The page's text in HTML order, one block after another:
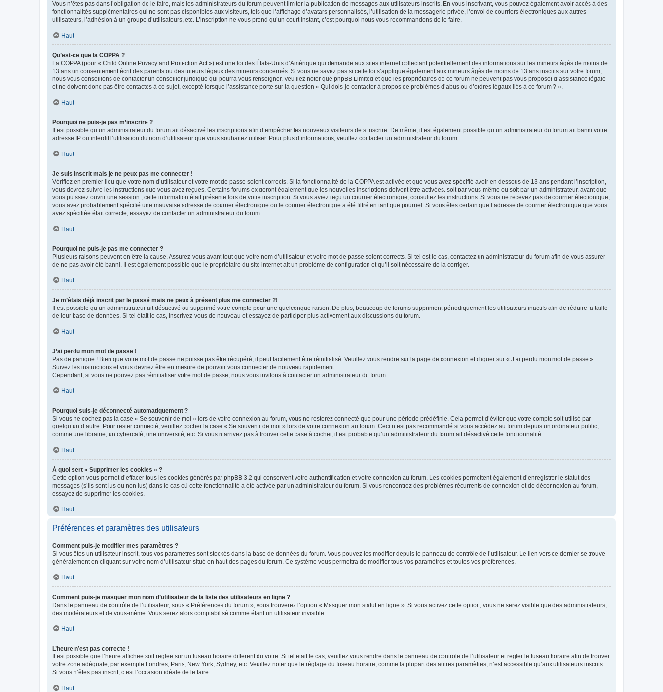
Vous n’êtes pas dans l’obligation de le faire, mais les administrateurs du forum peuvent limiter la publication de messages aux utilisateurs inscrits. En vous inscrivant, vous pouvez également avoir accès à des
fonctionnalités supplémentaires qui ne sont pas disponibles aux visiteurs, tels que l’affichage d’avatars personnalisés, l’utilisation de la messagerie privée, l’envoi de courriers électroniques aux autres
utilisateurs, l’adhésion à un groupe d’utilisateurs, etc. L’inscription ne vous prend qu’un court instant, c’est pourquoi nous vous recommandons de le faire.
Haut
Qu’est-ce que la COPPA ?
La COPPA (pour « Child Online Privacy and Protection Act ») est une loi des États-Unis d’Amérique qui demande aux sites internet collectant potentiellement des informations sur les mineurs âgés de moins de
13 ans un consentement écrit des parents ou des tuteurs légaux des mineurs concernés. Si vous ne savez pas si cette loi s’applique également aux mineurs âgés de moins de 13 ans inscrits sur votre forum,
nous vous conseillons de contacter un conseiller juridique qui pourra vous renseigner. Veuillez noter que phpBB Limited et que les propriétaires de ce forum ne peuvent pas vous proposer d’assistance légale
et ne doivent donc pas être contactés à ce sujet, excepté lorsque l’assistance porte sur la question « Qui dois-je contacter à propos de problèmes d’abus ou d’ordres légaux liés à ce forum ? ».
Haut
Pourquoi ne puis-je pas m’inscrire ?
Il est possible qu’un administrateur du forum ait désactivé les inscriptions afin d’empêcher les nouveaux visiteurs de s’inscrire. De même, il est également possible qu’un administrateur du forum ait banni votre
adresse IP ou interdit l’utilisation du nom d’utilisateur que vous souhaitez utiliser. Pour plus d’informations, veuillez contacter un administrateur du forum.
Haut
Je suis inscrit mais je ne peux pas me connecter !
Vérifiez en premier lieu que votre nom d’utilisateur et votre mot de passe soient corrects. Si la fonctionnalité de la COPPA est activée et que vous avez spécifié avoir en dessous de 13 ans pendant l’inscription,
vous devrez suivre les instructions que vous avez reçues. Certains forums exigeront également que les nouvelles inscriptions doivent être activées, soit par vous-même ou soit par un administrateur, avant que
vous puissiez ouvrir une session ; cette information était présente lors de votre inscription. Si vous aviez reçu un courrier électronique, consultez les instructions. Si vous ne recevez pas de courrier électronique,
vous avez probablement spécifié une mauvaise adresse de courrier électronique ou le courrier électronique a été filtré en tant que pourriel. Si vous êtes certain que l’adresse de courrier électronique que vous
avez spécifiée était correcte, essayez de contacter un administrateur du forum.
Haut
Pourquoi ne puis-je pas me connecter ?
Plusieurs raisons peuvent en être la cause. Assurez-vous avant tout que votre nom d’utilisateur et votre mot de passe soient corrects. Si tel est le cas, contactez un administrateur du forum afin de vous assurer
de ne pas avoir été banni. Il est également possible que le propriétaire du site internet ait un problème de configuration et qu’il soit nécessaire de la corriger.
Haut
Je m’étais déjà inscrit par le passé mais ne peux à présent plus me connecter ?!
Il est possible qu’un administrateur ait désactivé ou supprimé votre compte pour une quelconque raison. De plus, beaucoup de forums suppriment périodiquement les utilisateurs inactifs afin de réduire la taille
de leur base de données. Si tel était le cas, inscrivez-vous de nouveau et essayez de participer plus activement aux discussions du forum.
Haut
J’ai perdu mon mot de passe !
Pas de panique ! Bien que votre mot de passe ne puisse pas être récupéré, il peut facilement être réinitialisé. Veuillez vous rendre sur la page de connexion et cliquer sur « J’ai perdu mon mot de passe ».
Suivez les instructions et vous devriez être en mesure de pouvoir vous connecter de nouveau rapidement.
Cependant, si vous ne pouvez pas réinitialiser votre mot de passe, nous vous invitons à contacter un administrateur du forum.
Haut
Pourquoi suis-je déconnecté automatiquement ?
Si vous ne cochez pas la case « Se souvenir de moi » lors de votre connexion au forum, vous ne resterez connecté que pour une période prédéfinie. Cela permet d’éviter que votre compte soit utilisé par
quelqu’un d’autre. Pour rester connecté, veuillez cocher la case « Se souvenir de moi » lors de votre connexion au forum. Ceci n’est pas recommandé si vous accédez au forum depuis un ordinateur public,
comme une librairie, un cybercafé, une université, etc. Si vous n’arrivez pas à trouver cette case à cocher, il est probable qu’un administrateur du forum ait désactivé cette fonctionnalité.
Haut
À quoi sert « Supprimer les cookies » ?
Cette option vous permet d’effacer tous les cookies générés par phpBB 3.2 qui conservent votre authentification et votre connexion au forum. Les cookies permettent également d’enregistrer le statut des
messages (s’ils sont lus ou non lus) dans le cas où cette fonctionnalité a été activée par un administrateur du forum. Si vous rencontrez des problèmes récurrents de connexion et de déconnexion au forum,
essayez de supprimer les cookies.
Haut
Préférences et paramètres des utilisateurs
Comment puis-je modifier mes paramètres ?
Si vous êtes un utilisateur inscrit, tous vos paramètres sont stockés dans la base de données du forum. Vous pouvez les modifier depuis le panneau de contrôle de l’utilisateur. Le lien vers ce dernier se trouve
généralement en cliquant sur votre nom d’utilisateur situé en haut des pages du forum. Ce système vous permettra de modifier tous vos paramètres et toutes vos préférences.
Haut
Comment puis-je masquer mon nom d’utilisateur de la liste des utilisateurs en ligne ?
Dans le panneau de contrôle de l’utilisateur, sous « Préférences du forum », vous trouverez l’option « Masquer mon statut en ligne ». Si vous activez cette option, vous ne serez visible que des administrateurs,
des modérateurs et de vous-même. Vous serez alors comptabilisé comme étant un utilisateur invisible.
Haut
L’heure n’est pas correcte !
Il est possible que l’heure affichée soit réglée sur un fuseau horaire différent du vôtre. Si tel était le cas, veuillez vous rendre dans le panneau de contrôle de l’utilisateur et régler le fuseau horaire afin de trouver
votre zone adéquate, par exemple Londres, Paris, New York, Sydney, etc. Veuillez noter que le réglage du fuseau horaire, comme la plupart des autres paramètres, n’est accessible qu’aux utilisateurs inscrits.
Si vous n’êtes pas inscrit, c’est l’occasion idéale de le faire.
Haut